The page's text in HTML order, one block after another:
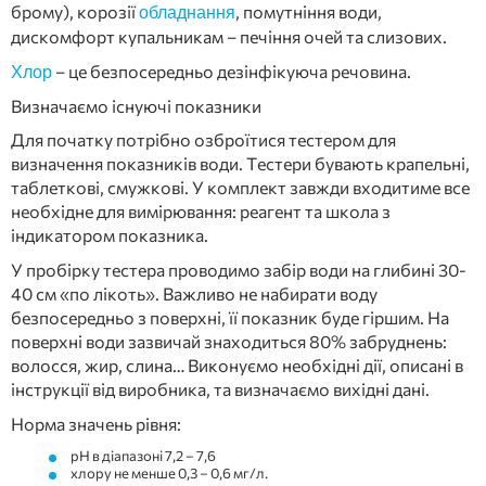
брому), корозіїобладнання, помутніння води,
дискомфорт купальникам – печіння очей та слизових.
Хлор – це безпосередньо дезінфікуюча речовина.
Визначаємо існуючі показники
Для початку потрібно озброїтися тестером для
визначення показників води. Тестери бувають крапельні,
таблеткові, смужкові. У комплект завжди входитиме все
необхідне для вимірювання: реагент та школа з
індикатором показника.
У пробірку тестера проводимо забір води на глибині 30-
40 см «по лікоть». Важливо не набирати воду
безпосередньо з поверхні, її показник буде гіршим. На
поверхні води зазвичай знаходиться 80% забруднень:
волосся, жир, слина… Виконуємо необхідні дії, описані в
інструкції від виробника, та визначаємо вихідні дані.
Норма значень рівня:
рН в діапазоні 7,2 – 7,6
хлору не менше 0,3 – 0,6 мг/л.